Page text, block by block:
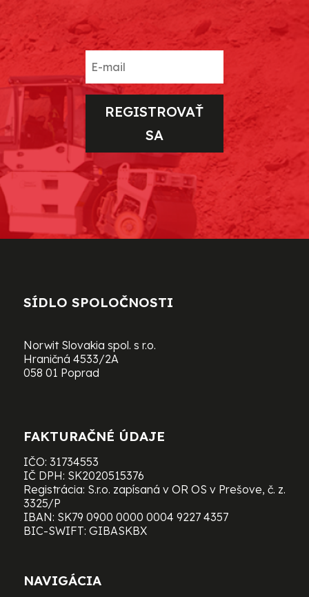
REGISTROVAŤ
SA
SÍDLO SPOLOČNOSTI
Norwit Slovakia spol. s r.o.
Hraničná 4533/2A
058 01 Poprad
FAKTURAČNÉ ÚDAJE
IČO: 31734553
IČ DPH: SK2020515376
Registrácia: S.r.o. zapísaná v OR OS v Prešove, č. z.
3325/P
IBAN: SK79 0900 0000 0004 9227 4357
BIC-SWIFT: GIBASKBX
NAVIGÁCIA